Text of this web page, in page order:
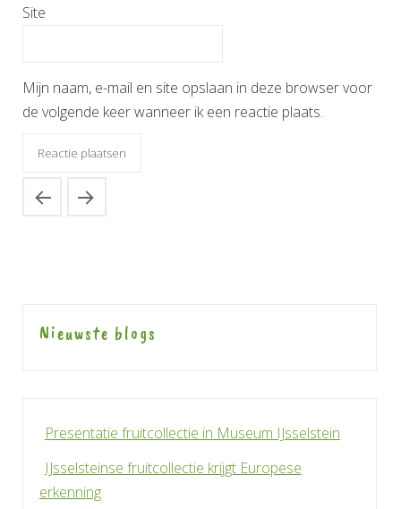
Site
Mijn naam, e-mail en site opslaan in deze browser voor
de volgende keer wanneer ik een reactie plaats.
Nieuwste blogs
Presentatie fruitcollectie in Museum IJsselstein
IJsselsteinse fruitcollectie krijgt Europese
erkenning